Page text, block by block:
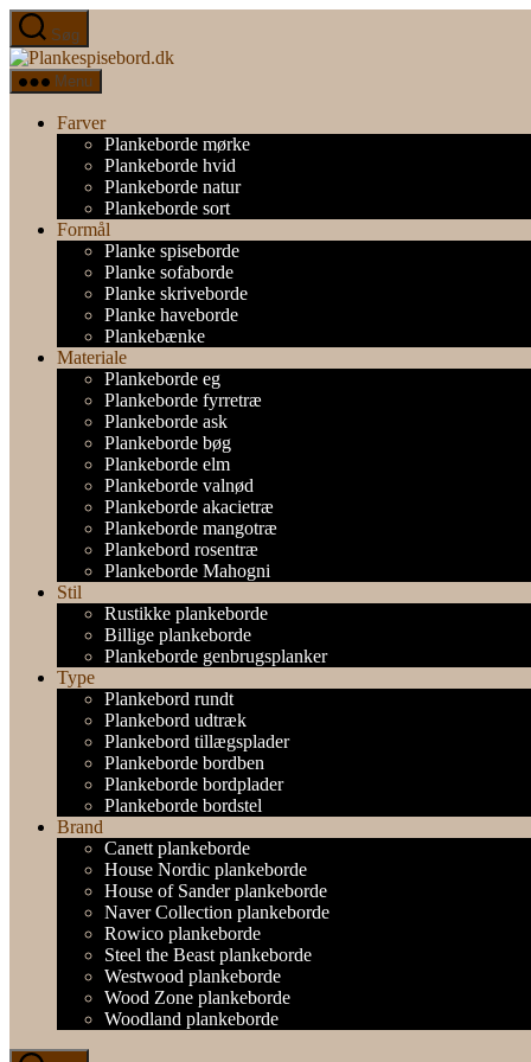
Spring
til
indholdet
Søg
Plankespisebord.dk
Menu
Farver
Plankeborde mørke
Plankeborde hvid
Plankeborde natur
Plankeborde sort
Formål
Planke spiseborde
Planke sofaborde
Planke skriveborde
Planke haveborde
Plankebænke
Materiale
Plankeborde eg
Plankeborde fyrretræ
Plankeborde ask
Plankeborde bøg
Plankeborde elm
Plankeborde valnød
Plankeborde akacietræ
Plankeborde mangotræ
Plankebord rosentræ
Plankeborde Mahogni
Stil
Rustikke plankeborde
Billige plankeborde
Plankeborde genbrugsplanker
Type
Plankebord rundt
Plankebord udtræk
Plankebord tillægsplader
Plankeborde bordben
Plankeborde bordplader
Plankeborde bordstel
Brand
Canett plankeborde
House Nordic plankeborde
House of Sander plankeborde
Naver Collection plankeborde
Rowico plankeborde
Steel the Beast plankeborde
Westwood plankeborde
Wood Zone plankeborde
Woodland plankeborde